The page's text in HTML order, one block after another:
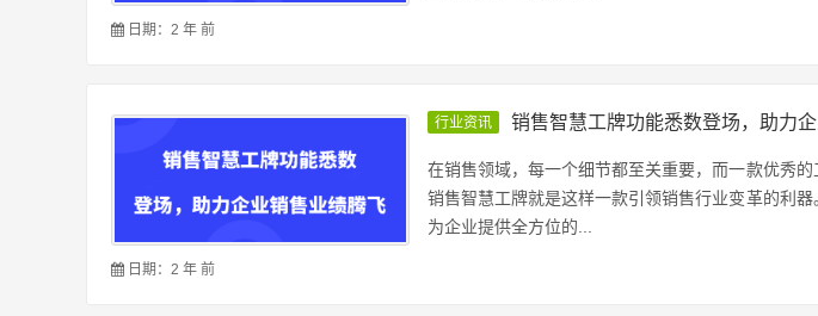
日期：2 年 前
行业资讯 销售智慧工牌功能悉数登场，助力
在销售领域，每一个细节都至关重要，而一款优秀的
销售智慧工牌就是这样一款引领销售行业变革的利器
为企业提供全方位的...
日期：2 年 前